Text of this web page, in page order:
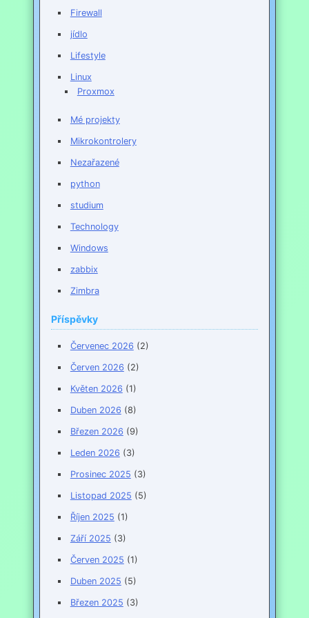
Firewall
jídlo
Lifestyle
Linux
Proxmox
Mé projekty
Mikrokontrolery
Nezařazené
python
studium
Technology
Windows
zabbix
Zimbra
Příspěvky
Červenec 2026 (2)
Červen 2026 (2)
Květen 2026 (1)
Duben 2026 (8)
Březen 2026 (9)
Leden 2026 (3)
Prosinec 2025 (3)
Listopad 2025 (5)
Říjen 2025 (1)
Září 2025 (3)
Červen 2025 (1)
Duben 2025 (5)
Březen 2025 (3)